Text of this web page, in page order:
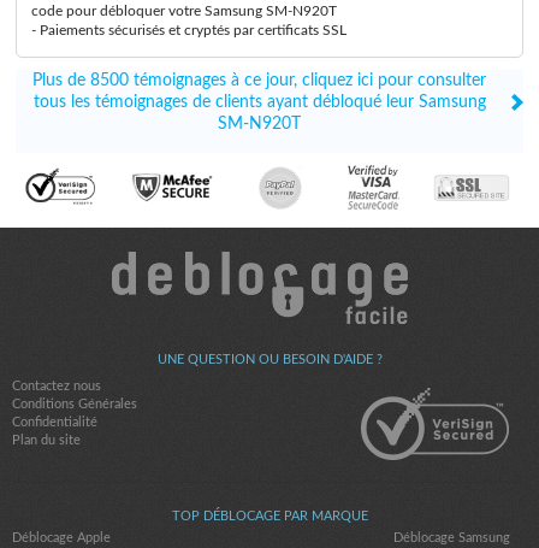
code pour débloquer votre Samsung SM-N920T
- Paiements sécurisés et cryptés par certificats SSL
Plus de 8500 témoignages à ce jour, cliquez ici pour consulter
tous les témoignages de clients ayant débloqué leur Samsung
SM-N920T
UNE QUESTION OU BESOIN D'AIDE ?
Contactez nous
Conditions Générales
Confidentialité
Plan du site
TOP DÉBLOCAGE PAR MARQUE
Déblocage Apple
Déblocage Samsung